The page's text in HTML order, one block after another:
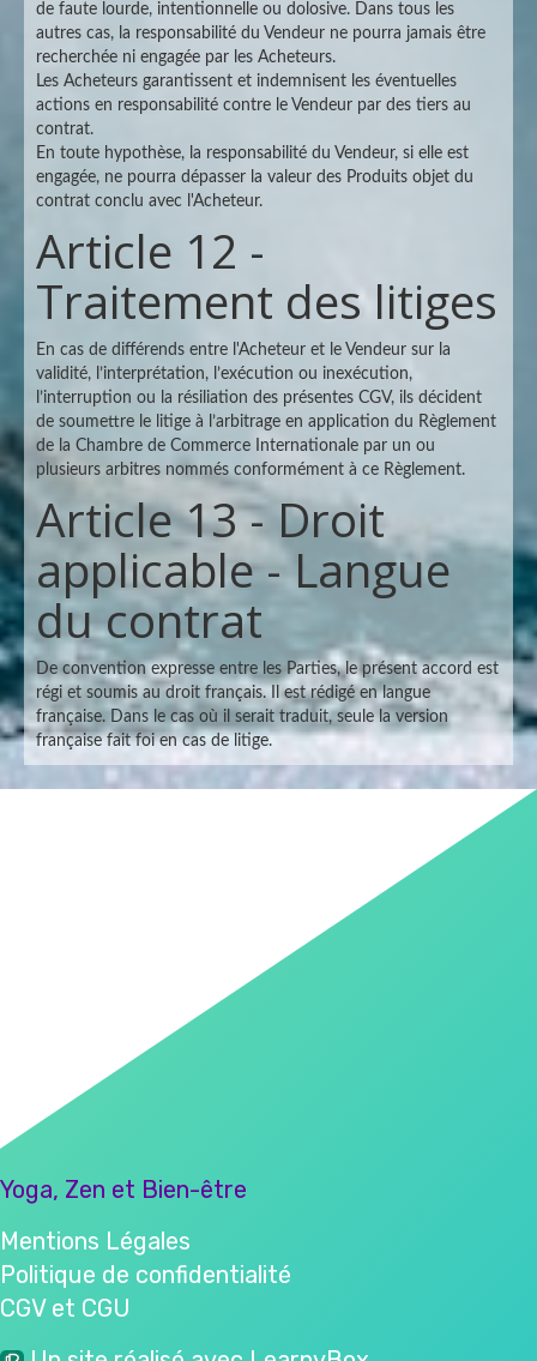
de faute lourde, intentionnelle ou dolosive. Dans tous les
autres cas, la responsabilité du Vendeur ne pourra jamais être
recherchée ni engagée par les Acheteurs.
Les Acheteurs garantissent et indemnisent les éventuelles
actions en responsabilité contre le Vendeur par des tiers au
contrat.
En toute hypothèse, la responsabilité du Vendeur, si elle est
engagée, ne pourra dépasser la valeur des Produits objet du
contrat conclu avec l'Acheteur.
Article 12 -
Traitement des litiges
En cas de différends entre l'Acheteur et le Vendeur sur la
validité, l’interprétation, l’exécution ou inexécution,
l’interruption ou la résiliation des présentes CGV, ils décident
de soumettre le litige à l’arbitrage en application du Règlement
de la Chambre de Commerce Internationale par un ou
plusieurs arbitres nommés conformément à ce Règlement.
Article 13 - Droit
applicable - Langue
du contrat
De convention expresse entre les Parties, le présent accord est
régi et soumis au droit français. Il est rédigé en langue
française. Dans le cas où il serait traduit, seule la version
française fait foi en cas de litige.
Yoga, Zen et Bien-être
Mentions Légales
Politique de confidentialité
CGV et CGU